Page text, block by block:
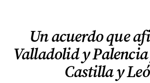
Un acuerdo que
Valladolid y
Castilla y